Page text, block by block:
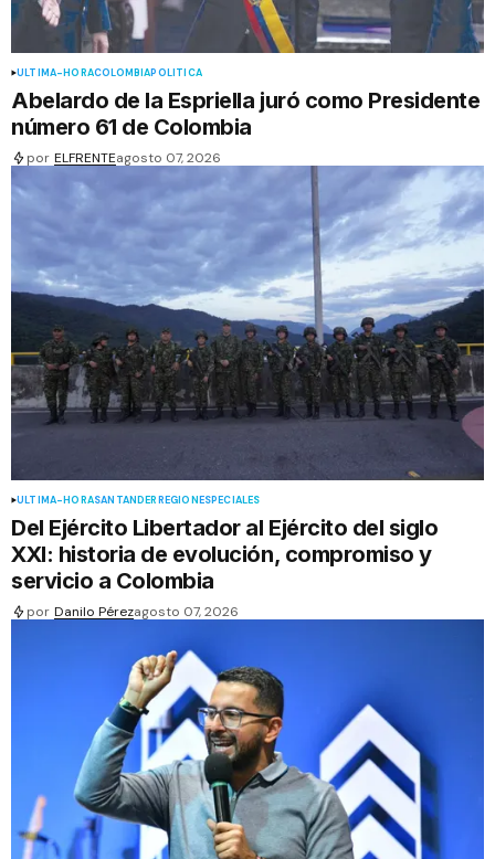
ÚLTIMA-HORACOLOMBIAPOLÍTICA
Abelardo de la Espriella juró como Presidente
número 61 de Colombia
por ELFRENTEagosto 07, 2026
ÚLTIMA-HORASANTANDERREGIÓNESPECIALES
Del Ejército Libertador al Ejército del siglo
XXI: historia de evolución, compromiso y
servicio a Colombia
por Danilo Pérezagosto 07, 2026